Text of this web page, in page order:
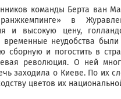
команды Берта ван
в
и высокую цену,
временные неудобства
сборную и погостить в
революция. О ней
заходила о Киеве. По их
цветов их